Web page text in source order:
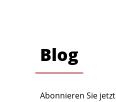
Blog
Abonnieren Sie